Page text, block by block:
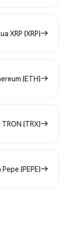
XRP (XRP)
(ETH)
(TRX)
(PEPE)